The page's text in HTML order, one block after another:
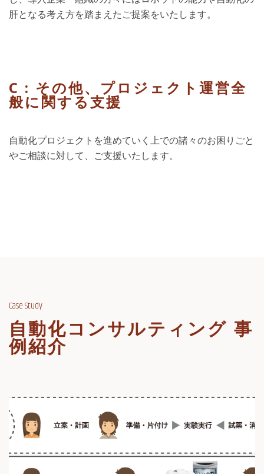
肝となる考え方を踏まえたご提案をいたします。
C : その他、プロジェクト運営全
般に関する支援
自動化プロジェクトを進めていく上での諸々のお困りごと
やご相談に対して、ご支援いたします。
Case Study
自動化コンサルティング 事
例紹介